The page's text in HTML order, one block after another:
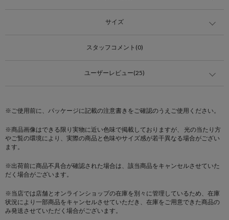
サイズ
スタッフコメント(0)
ユーザーレビュー(25)
※ご使用前に、パッケージに記載の注意書きをご確認のうえご使用ください。
※商品画像はできる限り実物に近い色味で掲載しておりますが、 光の当たり方
やご覧の環境により、実際の商品と色味やサイズ感が若干異なる場合がござい
ます。
※出荷前に商品不具合が確認された場合は、該当商品をキャンセルさせていた
だく場合がございます。
※当店では店舗とオンラインショップの在庫を別々に管理しているため、在庫
状況により一部商品をキャンセルさせていただき、在庫をご用意できた商品の
み発送させていただく場合がございます。